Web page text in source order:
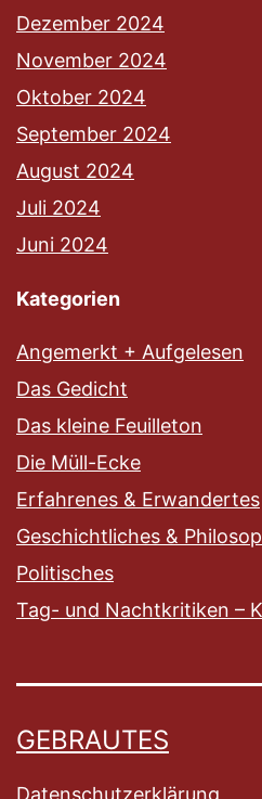
Dezember 2024
November 2024
Oktober 2024
September 2024
August 2024
Juli 2024
Juni 2024
Kategorien
Angemerkt + Aufgelesen
Das Gedicht
Das kleine Feuilleton
Die Müll-Ecke
Erfahrenes & Erwandertes
Geschichtliches &
Politisches
Tag- und Nachtkritiken –
GEBRAUTES
Datenschutzerklärung